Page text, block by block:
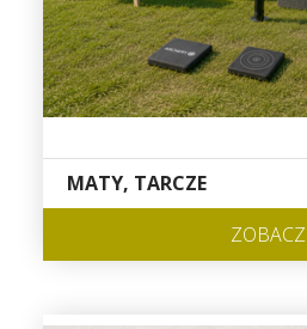
MATY, TARCZE
ZOBACZ